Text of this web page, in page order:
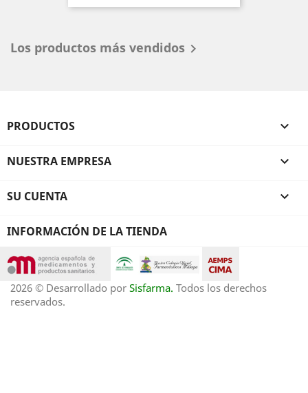
Los productos más vendidos 
PRODUCTOS 
NUESTRA EMPRESA 
SU CUENTA 
INFORMACIÓN DE LA TIENDA
2026 © Desarrollado por Sisfarma. Todos los derechos
reservados.